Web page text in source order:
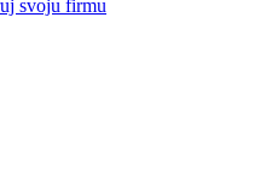
svoju firmu